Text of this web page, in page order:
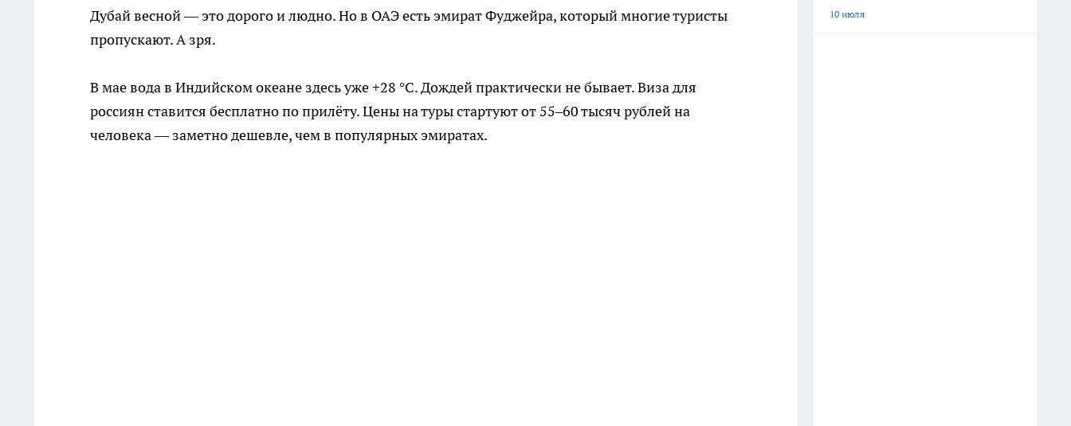
Дубай весной — это дорого и людно. Но в ОАЭ есть эмират Фуджейра, который многие туристы
пропускают. А зря.
В мае вода в Индийском океане здесь уже +28 °C. Дождей практически не бывает. Виза для
россиян ставится бесплатно по прилёту. Цены на туры стартуют от 55–60 тысяч рублей на
человека — заметно дешевле, чем в популярных эмиратах.
10 июля